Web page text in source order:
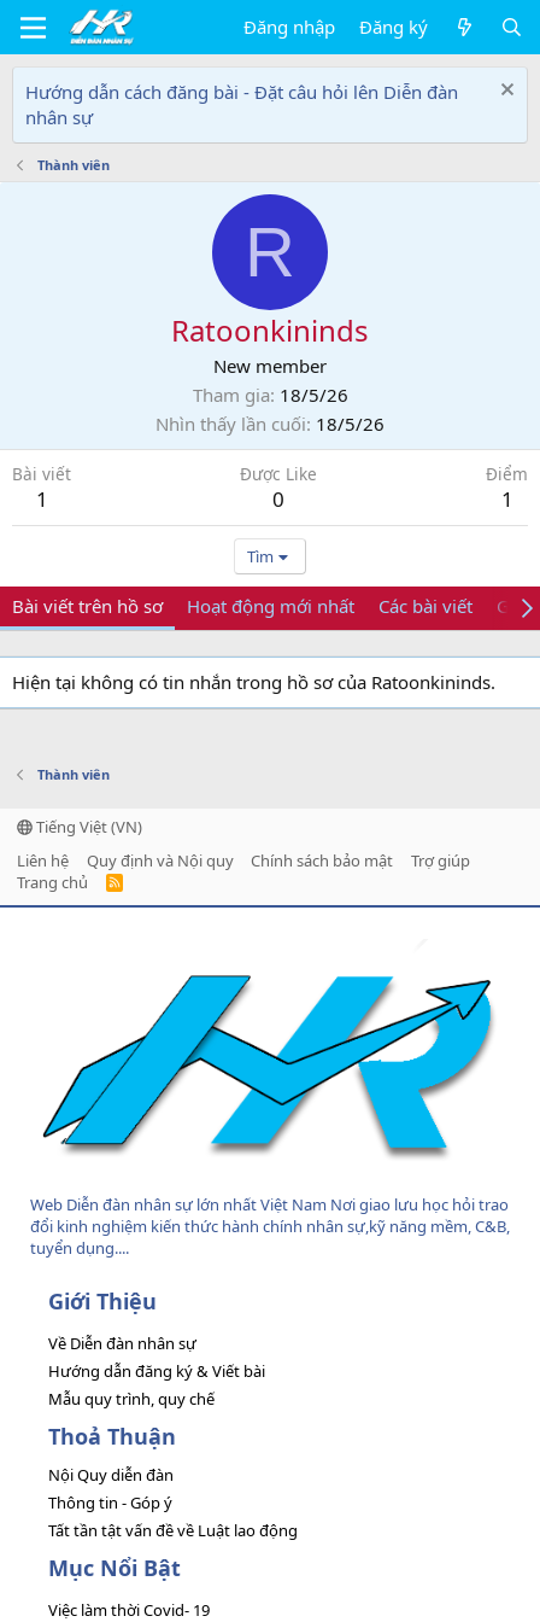
Đăng nhập Đăng ký
Hướng dẫn cách đăng bài - Đặt câu hỏi lên Diễn đàn
nhân sự
Thành viên
R
Ratoonkininds
New member
Tham gia 18/5/26
Nhìn thấy lần cuối 18/5/26
Bài viết
1
Được Like
0
Điểm
1
Tìm
Bài viết trên hồ sơ Hoạt động mới nhất Các bài viết Giới
Hiện tại không có tin nhắn trong hồ sơ của Ratoonkininds.
Thành viên
Tiếng Việt (VN)
Liên hệ
Quy định và Nội quy Chính sách bảo mật
Trợ giúp
Trang chủ
R
Web Diễn đàn nhân sự lớn nhất Việt Nam Nơi giao lưu học hỏi trao
đổi kinh nghiệm kiến thức hành chính nhân sự,kỹ năng mềm, C&B,
tuyển dụng....
Giới Thiệu
Về Diễn đàn nhân sự
Hướng dẫn đăng ký & Viết bài
Mẫu quy trình, quy chế
Thoả Thuận
Nội Quy diễn đàn
Thông tin - Góp ý
Tất tần tật vấn đề về Luật lao động
Mục Nổi Bật
Việc làm thời Covid- 19